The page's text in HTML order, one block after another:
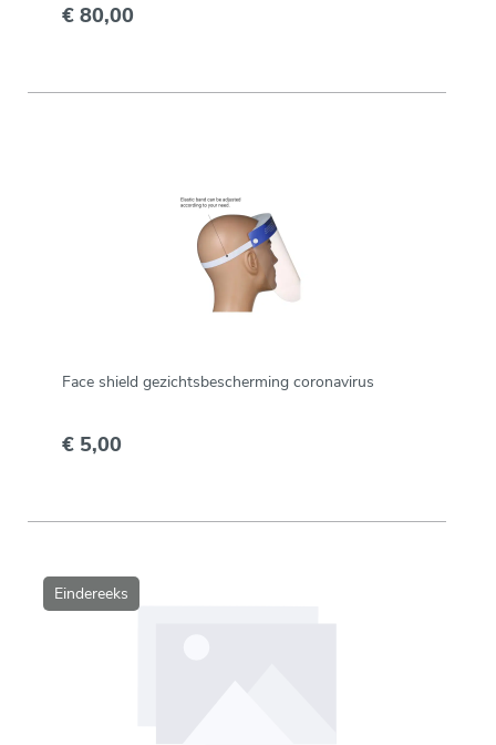
€ 80,00
Face shield gezichtsbescherming coronavirus
€ 5,00
Eindereeks